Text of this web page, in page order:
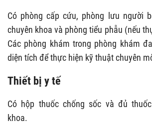
Có phòng cấp cứu, phòng lưu người
chuyên khoa và phòng tiểu phẫu (nếu
Các phòng khám trong phòng khám
diện tích để thực hiện kỹ thuật chuyên
Thiết bị y tế
Có hộp thuốc chống sốc và đủ
khoa.